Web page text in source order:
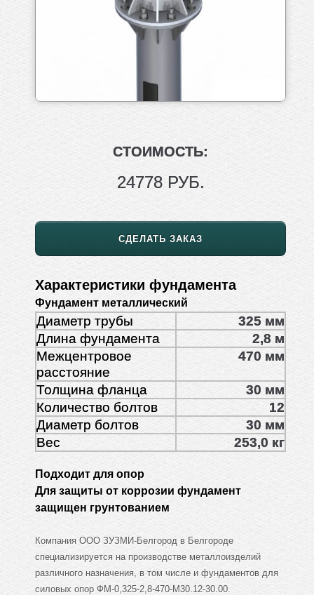
СТОИМОСТЬ:
24778 РУБ.
СДЕЛАТЬ ЗАКАЗ
Характеристики фундамента
Фундамент металлический
Диаметр трубы
325 мм
Длина фундамента
2,8 м
Межцентровое
расстояние
470 мм
Толщина фланца
30 мм
Количество болтов
12
Диаметр болтов
30 мм
Вес
253,0 кг
Подходит для опор
Для защиты от коррозии фундамент
защищен грунтованием
Компания ООО ЗУЗМИ-Белгород в Белгороде
специализируется на производстве металлоизделий
различного назначения, в том числе и фундаментов для
силовых опор ФМ-0,325-2,8-470-М30.12-30.00.